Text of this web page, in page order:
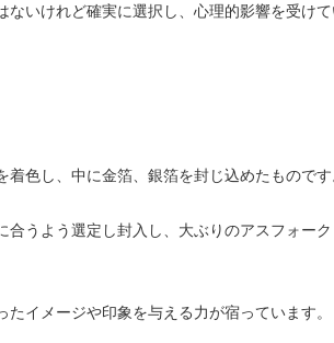
いけれど確実に選択し、心理的影響を受け
色し、中に金箔、銀箔を封じ込めたもので
うよう選定し封入し、大ぶりのアスフォー
イメージや印象を与える力が宿っています。